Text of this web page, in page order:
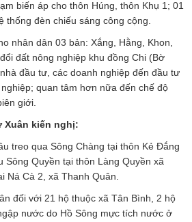
biến áp cho thôn Húng, thôn Khụ 1; 01
thống đèn chiếu sáng công cộng.
nhân dân 03 bản: Xắng, Hằng, Khon,
đất nông nghiệp khu đồng Chi (Bờ
đầu tư, các doanh nghiệp đến đầu tư
quan tâm hơn nữa đến chế độ
giới.
Xuân kiến nghị:
treo qua Sông Chàng tại thôn Kẻ Đắng
Sông Quyền tại thôn Làng Quyền xã
Ná Cà 2, xã Thanh Quân.
đối với 21 hộ thuộc xã Tân Bình, 2 hộ
nước do Hồ Sông mực tích nước ở